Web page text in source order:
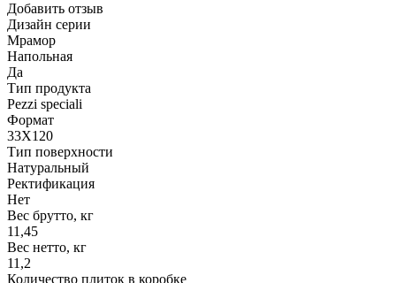
Добавить отзыв
Дизайн серии
Мрамор
Напольная
Да
Тип продукта
Pezzi speciali
Формат
33X120
Тип поверхности
Натуральный
Ректификация
Нет
Вес брутто, кг
11,45
Вес нетто, кг
11,2
Количество плиток в коробке